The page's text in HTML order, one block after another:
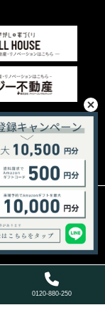
注文住宅アイジース
0120-880-250